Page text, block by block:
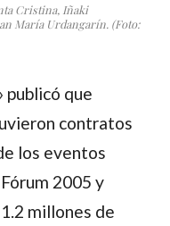
Cristina, Iñaki
María Urdangarín. (Foto:
publicó que
contratos
los eventos
2005 y
millones de